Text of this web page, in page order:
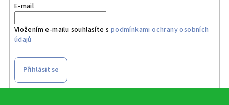
E-mail
Vložením e-mailu souhlasíte s podmínkami ochrany osobních
údajů
Přihlásit se